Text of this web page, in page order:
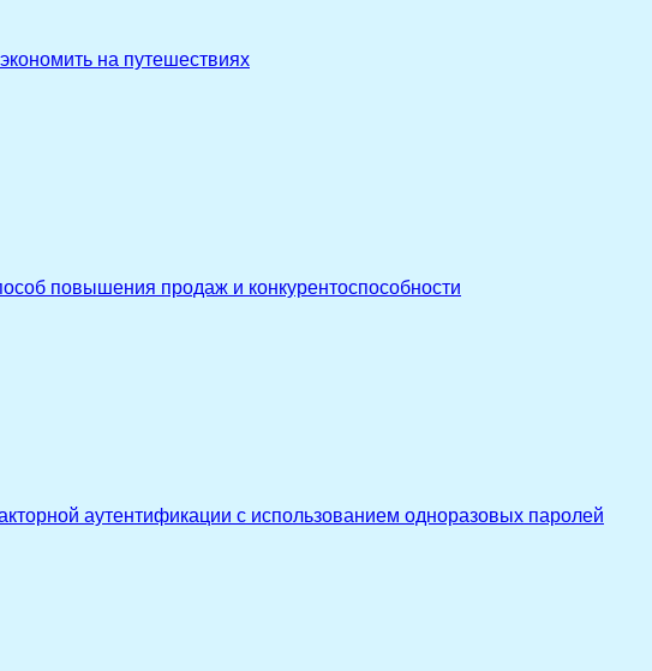
на путешествиях
повышения продаж и конкурентоспособности
аутентификации с использованием одноразовых паролей